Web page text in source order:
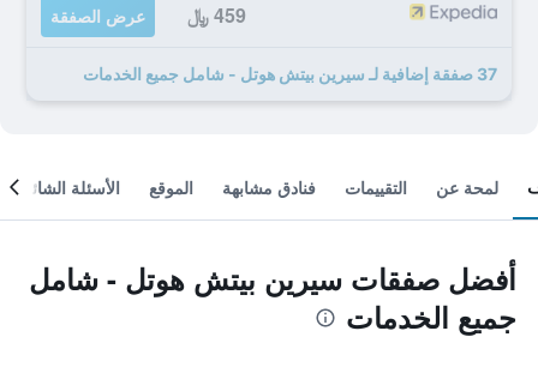
459 ﷼ عرض الصفقة
37 صفقة إضافية لـ سيرين بيتش هوتل - شامل جميع الخدمات
لمحة عن التقييمات فنادق مشابهة الموقع الأسئلة الشائعة
أفضل صفقات سيرين بيتش هوتل - شامل
جميع الخدمات